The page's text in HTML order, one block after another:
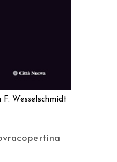
Wesselschmidt